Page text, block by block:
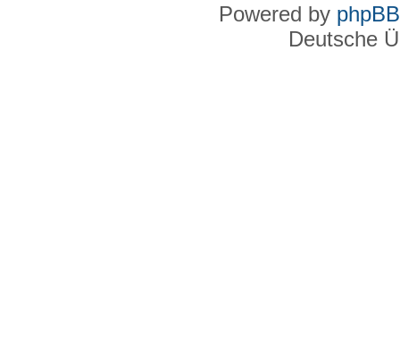
Powered by phpBB
Deutsche